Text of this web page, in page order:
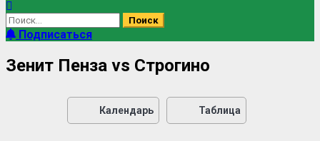
Подписаться
Зенит Пенза vs Строгино
Календарь Таблица